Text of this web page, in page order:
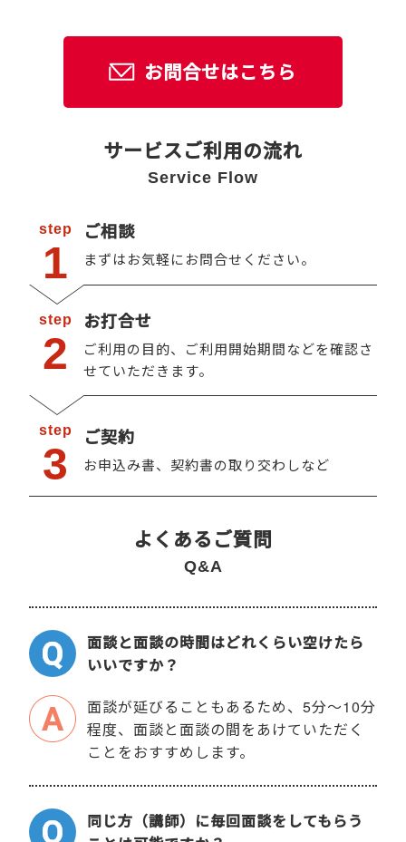
お問合せはこちら
サービスご利用の流れ
Service Flow
step
1
ご相談
まずはお気軽にお問合せください。
step
2
お打合せ
ご利用の目的、ご利用開始期間などを確認さ
せていただきます。
step
3
ご契約
お申込み書、契約書の取り交わしなど
よくあるご質問
Q&A
面談と面談の時間はどれくらい空けたら
いいですか？
面談が延びることもあるため、5分～10分
程度、面談と面談の間をあけていただく
ことをおすすめします。
同じ方（講師）に毎回面談をしてもらう